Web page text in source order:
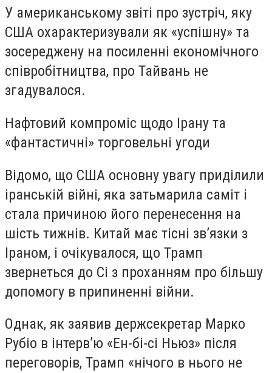
У американському звіті про зустріч, яку
США охарактеризували як «успішну» та
зосереджену на посиленні економічного
співробітництва, про Тайвань не
згадувалося.
Нафтовий компроміс щодо Ірану та
«фантастичні» торговельні угоди
Відомо, що США основну увагу приділили
іранській війні, яка затьмарила саміт і
стала причиною його перенесення на
шість тижнів. Китай має тісні зв’язки з
Іраном, і очікувалося, що Трамп
звернеться до Сі з проханням про більшу
допомогу в припиненні війни.
Однак, як заявив держсекретар Марко
Рубіо в інтерв’ю «Ен-бі-сі Ньюз» після
переговорів, Трамп «нічого в нього не